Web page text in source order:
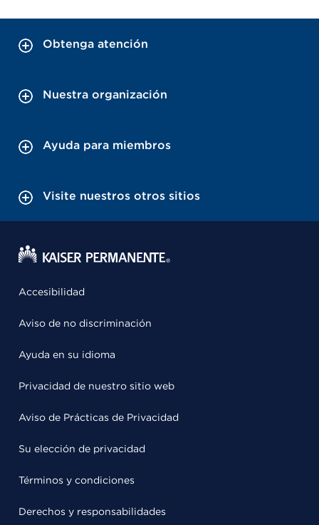
Obtenga atención
Nuestra organización
Ayuda para miembros
Visite nuestros otros sitios
Accesibilidad
Aviso de no discriminación
Ayuda en su idioma
Privacidad de nuestro sitio web
Aviso de Prácticas de Privacidad
Su elección de privacidad
Términos y condiciones
Derechos y responsabilidades